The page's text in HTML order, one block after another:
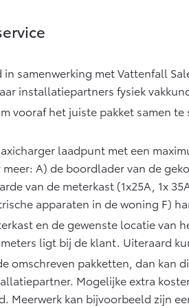
samenwerking met Vattenfall
installatiepartners fysiek
vooraf het juiste pakket samen
laadpunt met een
A) de boordlader van de
van de meterkast (1x25A, 1x
apparaten in de woning F)
en de gewenste locatie van
ligt bij de klant. Uiteraard
omschreven pakketten, dan
Mogelijke extra
Meerwerk kan bijvoorbeeld zijn